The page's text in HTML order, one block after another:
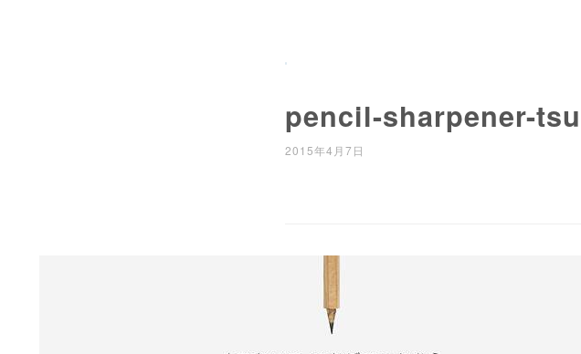
pencil-sharpener-
2015年4月7日